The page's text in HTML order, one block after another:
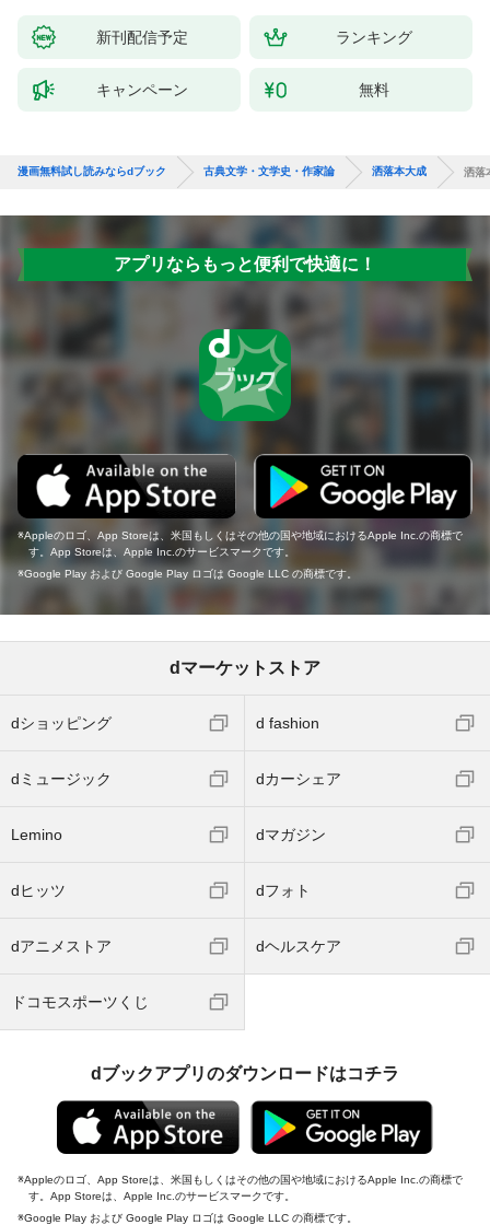
新刊配信予定 ランキング
キャンペーン 無料
漫画無料試し読みならdブック 古典文学・文学史・作家論 洒落本大成 洒落
アプリならもっと便利で快適に！
Appleのロゴ、App Storeは、米国もしくはその他の国や地域におけるApple Inc.の商標で
す。App Storeは、Apple Inc.のサービスマークです。
Google Play および Google Play ロゴは Google LLC の商標です。
dマーケットストア
dショッピング d fashion
dミュージック dカーシェア
Lemino dマガジン
dヒッツ dフォト
dアニメストア dヘルスケア
ドコモスポーツくじ
dブックアプリのダウンロードはコチラ
Appleのロゴ、App Storeは、米国もしくはその他の国や地域におけるApple Inc.の商標で
す。App Storeは、Apple Inc.のサービスマークです。
Google Play および Google Play ロゴは Google LLC の商標です。